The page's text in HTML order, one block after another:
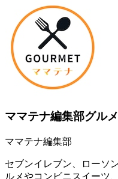
ママテナ編集部グル
ママテナ編集部
セブンイレブン、ローソ
ルメやコンビニスイーツ